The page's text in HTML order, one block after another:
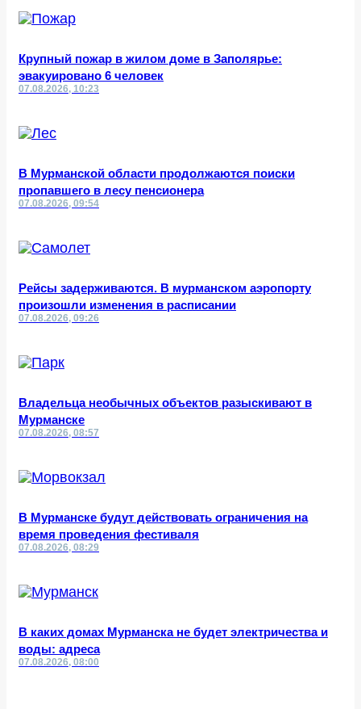
Крупный пожар в жилом доме в Заполярье:
эвакуировано 6 человек
07.08.2026, 10:23
В Мурманской области продолжаются поиски
пропавшего в лесу пенсионера
07.08.2026, 09:54
Рейсы задерживаются. В мурманском аэропорту
произошли изменения в расписании
07.08.2026, 09:26
Владельца необычных объектов разыскивают в
Мурманске
07.08.2026, 08:57
В Мурманске будут действовать ограничения на
время проведения фестиваля
07.08.2026, 08:29
В каких домах Мурманска не будет электричества и
воды: адреса
07.08.2026, 08:00